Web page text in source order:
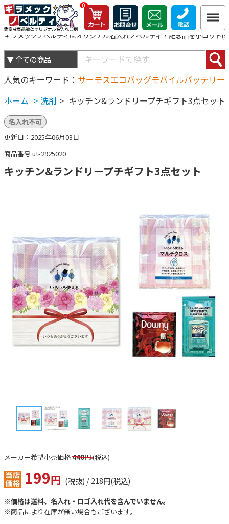
0
キラメックノベルティはオリジナル名入れノベルティ・記念品を小ロット
人気のキーワード サーモスエコバッグモバイルバッテリー
ホーム > 洗剤 > キッチン&ランドリープチギフト3点セット
名入れ不可
更新日：2025年06月03日
商品番号 ut-2925020
キッチン&ランドリープチギフト3点セット
メーカー希望小売価格440円(税込)
199円 (税抜) / 218円(税込)
※価格は送料、名入れ・ロゴ入れ代を含んでいません。
※商品により在庫が無い場合もございます。